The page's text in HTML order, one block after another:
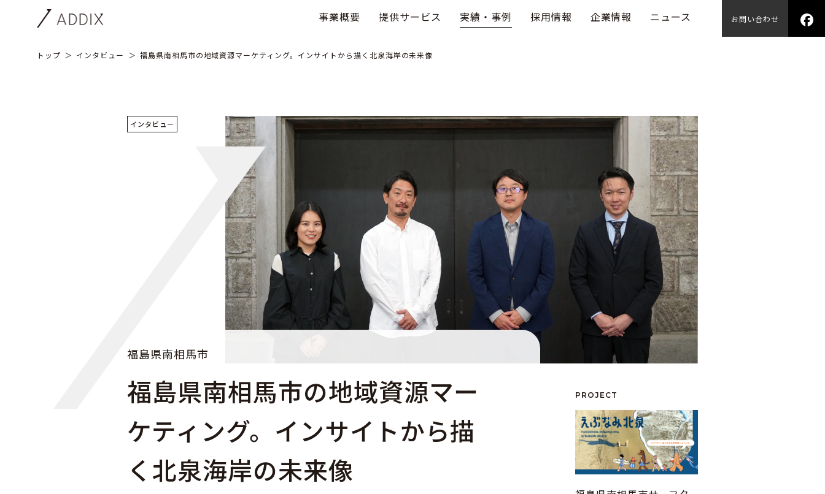
事業概要 提供サービス 実績・事例 採用情報 企業情報 ニュース お問い合わせ
トップ インタビュー 福島県南相馬市の地域資源マーケティング。インサイトから描く北泉海岸の未来像
インタビュー
福島県南相馬市
福島県南相馬市の地域資源マー
ケティング。インサイトから描
く北泉海岸の未来像
PROJECT